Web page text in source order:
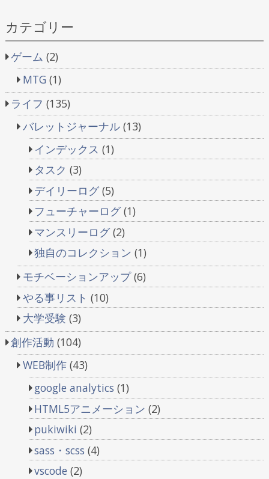
ジ
送
り
カテゴリー
ゲーム (2)
MTG(1)
ライフ (135)
バレットジャーナル(13)
インデックス (1)
タスク (3)
デイリーログ(5)
フューチャーログ(1)
マンスリーログ(2)
独自のコレクション (1)
モチベーションアップ(6)
やる事リスト (10)
大学受験 (3)
創作活動 (104)
WEB制作(43)
google analytics (1)
HTML5アニメーション (2)
pukiwiki (2)
sass・scss (4)
vscode (2)